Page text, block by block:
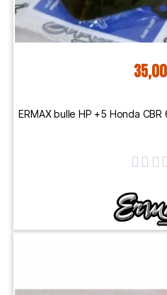
ERMAX bulle HP +5 Honda
  